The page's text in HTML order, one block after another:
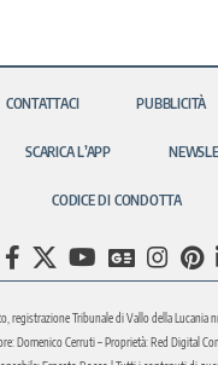
CONTATTACI PUBBLICITÀ
SCARICA L’APP
CODICE DI CONDOTTA
registrazione Tribunale di Vallo della Lucania
Domenico Cerruti – Proprietà: Red Digital